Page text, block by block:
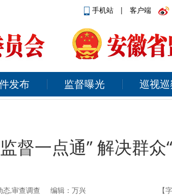
手机站 | 客户端
发布 监督曝光 巡视
督一点通” 解决群众
,审查调查 编辑：万兴 【